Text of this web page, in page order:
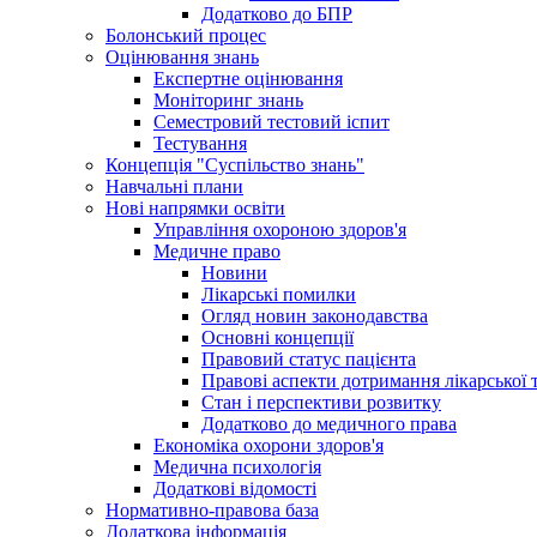
Додатково до БПР
Болонський процес
Оцінювання знань
Експертне оцінювання
Моніторинг знань
Семестровий тестовий іспит
Тестування
Концепція "Суспільство знань"
Навчальні плани
Нові напрямки освіти
Управління охороною здоров'я
Медичне право
Новини
Лікарські помилки
Огляд новин законодавства
Основні концепції
Правовий статус пацієнта
Правові аспекти дотримання лікарської
Стан і перспективи розвитку
Додатково до медичного права
Економіка охорони здоров'я
Медична психологія
Додаткові відомості
Нормативно-правова база
Додаткова інформація